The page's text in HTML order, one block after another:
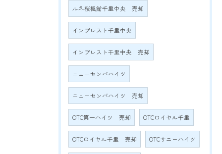
ルネ桜楓館千里中央 売却
インプレスト千里中央
インプレスト千里中央 売却
ニューセンバハイツ
ニューセンバハイツ 売却
OTC第一ハイツ 売却 OTCロイヤル千里
OTCロイヤル千里 売却 OTCサニーハイツ